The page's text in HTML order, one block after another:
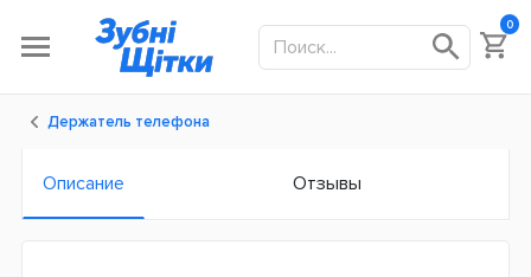
0
Держатель телефона
Описание Отзывы